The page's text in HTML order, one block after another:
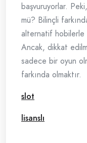
başvuruyorlar.
mü? Bilinçli
alternatif hobilerle
Ancak, dikkat
sadece bir oyun
farkında olmaktır.
slot
lisanslı